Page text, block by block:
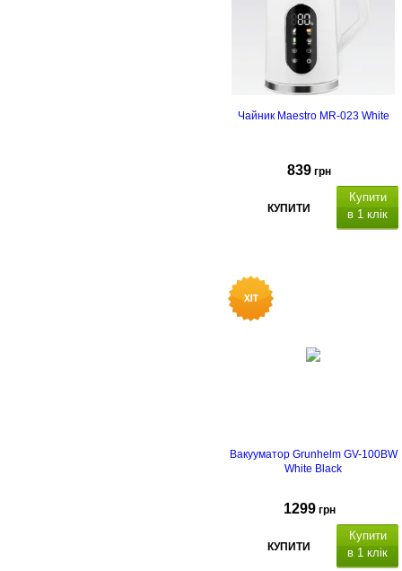
Чайник Maestro MR-023 White
839 грн
КУПИТИ
Купити
в 1 клік
ідтримка температури
Вакууматор Grunhelm GV-100BW
White Black
1299 грн
КУПИТИ
Купити
в 1 клік